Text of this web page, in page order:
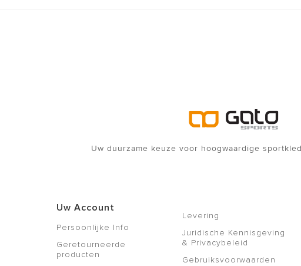
Uw duurzame keuze voor hoogwaardige
Uw Account
Persoonlijke Info
Geretourneerde
producten
Levering
Juridische Kennisgeving
& Privacybeleid
Gebruiksvoorwaarden